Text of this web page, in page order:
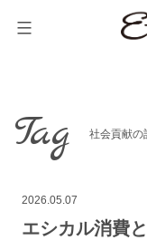
Tag 社会貢献の
2026.05.07
エシカル消費